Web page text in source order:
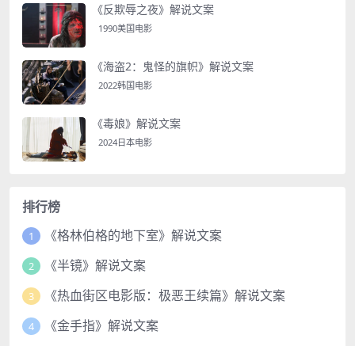
《反欺辱之夜》解说文案
1990美国电影
《海盗2：鬼怪的旗帜》解说文案
2022韩国电影
《毒娘》解说文案
2024日本电影
排行榜
1 《格林伯格的地下室》解说文案
2 《半镜》解说文案
3 《热血街区电影版：极恶王续篇》解说文案
4 《金手指》解说文案